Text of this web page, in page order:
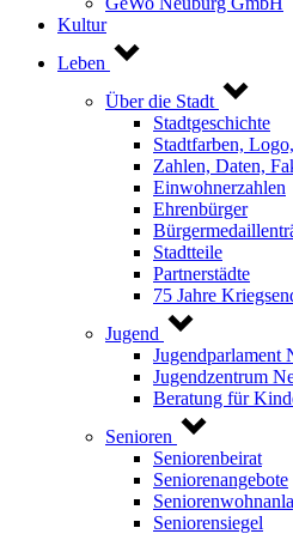
Kultur
Leben
Über die Stadt
Stadtgeschichte
Stadtfarben,
Zahlen, Daten,
Einwohnerzahlen
Ehrenbürger
Stadtteile
Partnerstädte
75 Jahre
Jugend
Jugendparlament
Jugendzentrum
Beratung für
Senioren
Seniorenbeirat
Seniorenangebote
Seniorensiegel